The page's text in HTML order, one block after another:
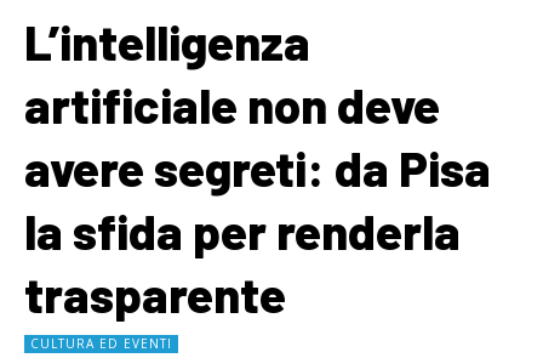
L’intelligenza
artificiale non deve
avere segreti: da Pisa
la sfida per renderla
trasparente
CULTURA ED EVENTI